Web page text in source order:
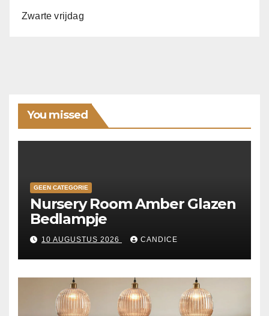
Zwarte vrijdag
You missed
GEEN CATEGORIE
Nursery Room Amber Glazen
Bedlampje
10 AUGUSTUS 2026 CANDICE